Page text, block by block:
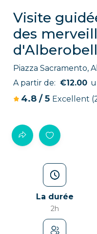
Visite
des
Piazza Sacramento,
A partir de: €12.00
4.8 /5 Excellent
La durée
2h